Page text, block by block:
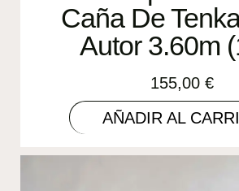
Caña De
Autor 3.60m
155,00 €
AÑADIR AL